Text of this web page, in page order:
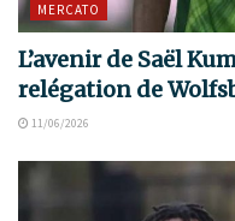
MERCATO
L’avenir de Saël
relégation de
11/06/2026